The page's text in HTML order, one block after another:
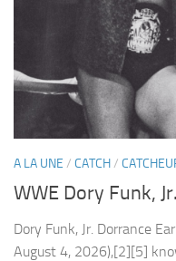
A LA UNE / CATCH/
WWE Dory Funk,
Dory Funk, Jr. Dorrance
August 4, 2026),[2][5]